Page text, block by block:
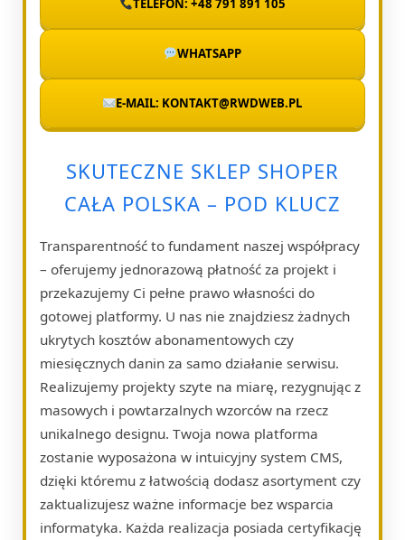
WHATSAPP
E-MAIL: KONTAKT@RWDWEB.PL
SKUTECZNE SKLEP SHOPER
CAŁA POLSKA – POD KLUCZ
Transparentność to fundament naszej współpracy
– oferujemy jednorazową płatność za projekt i
przekazujemy Ci pełne prawo własności do
gotowej platformy. U nas nie znajdziesz żadnych
ukrytych kosztów abonamentowych czy
miesięcznych danin za samo działanie serwisu.
Realizujemy projekty szyte na miarę, rezygnując z
masowych i powtarzalnych wzorców na rzecz
unikalnego designu. Twoja nowa platforma
zostanie wyposażona w intuicyjny system CMS,
dzięki któremu z łatwością dodasz asortyment czy
zaktualizujesz ważne informacje bez wsparcia
informatyka. Każda realizacja posiada certyfikację